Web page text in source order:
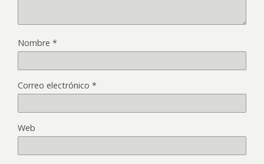
Nombre *
Correo electrónico *
Web